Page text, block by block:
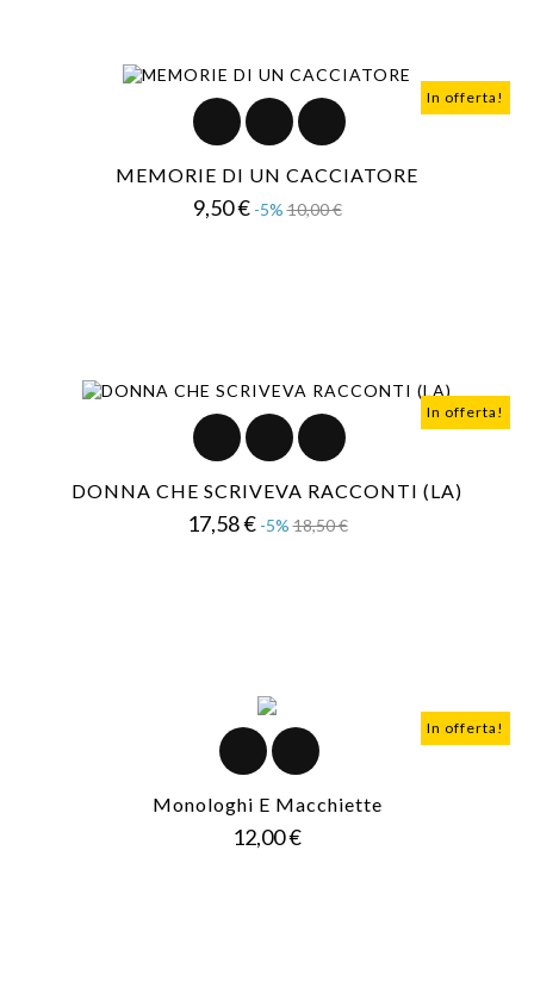
In offerta!
MEMORIE DI UN CACCIATORE
9,50 € Prezzo
-5% 10,00 €Prezzo
In offerta!
DONNA CHE SCRIVEVA RACCONTI (LA)
17,58 € Prezzo
-5% 18,50 €Prezzo
In offerta!
Monologhi E Macchiette
12,00 €Prezzo